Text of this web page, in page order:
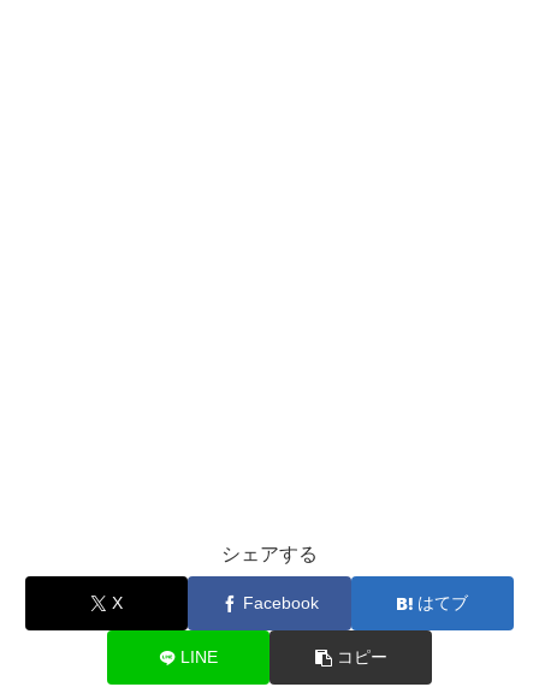
シェアする
X Facebook はてブ
LINE コピー